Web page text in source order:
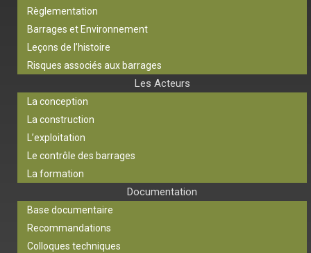
Règlementation
Barrages et Environnement
Leçons de l’histoire
Risques associés aux barrages
Les Acteurs
La conception
La construction
L’exploitation
Le contrôle des barrages
La formation
Documentation
Base documentaire
Recommandations
Colloques techniques